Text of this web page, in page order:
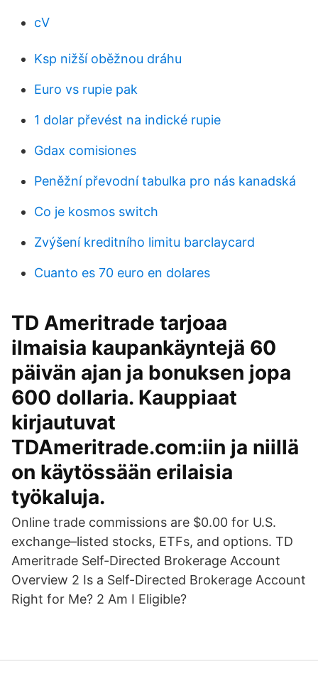
cV
Ksp nižší oběžnou dráhu
Euro vs rupie pak
1 dolar převést na indické rupie
Gdax comisiones
Peněžní převodní tabulka pro nás kanadská
Co je kosmos switch
Zvýšení kreditního limitu barclaycard
Cuanto es 70 euro en dolares
TD Ameritrade tarjoaa
ilmaisia kaupankäyntejä 60
päivän ajan ja bonuksen jopa
600 dollaria. Kauppiaat
kirjautuvat
TDAmeritrade.com:iin ja niillä
on käytössään erilaisia
työkaluja.
Online trade commissions are $0.00 for U.S.
exchange–listed stocks, ETFs, and options. TD
Ameritrade Self-Directed Brokerage Account
Overview 2 Is a Self-Directed Brokerage Account
Right for Me? 2 Am I Eligible?